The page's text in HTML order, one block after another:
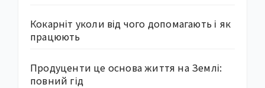
Кокарніт уколи від чого допомагають і як
працюють
Продуценти це основа життя на Землі:
повний гід